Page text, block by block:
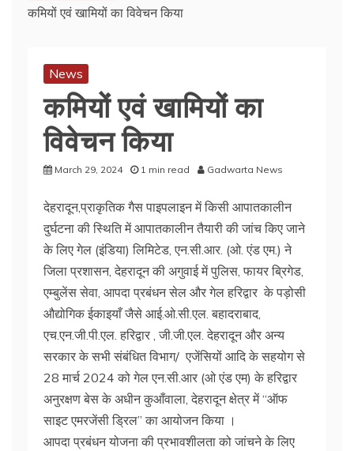
कमियों एवं खामियों का विवेचन किया
News
कमियों एवं खामियों का
विवेचन किया
March 29, 2024 1 min read Gadwarta News
देहरादून,प्राकृतिक गैस पाइपलाइन में किसी आपातकालीन
दुर्घटना की स्थिति में आपातकालीन तैयारी की जांच किए जाने
के लिए गेल (इंडिया) लिमिटेड, एन.सी.आर. (ओ. एंड एम.) ने
जिला प्रशासन, देहरादून की अगुवाई में पुलिस, फायर ब्रिगेड,
एम्बुलेंस सेवा, आपदा प्रबंधन सेल और गेल हरिद्वार के पड़ोसी
औद्योगिक ईकाइयाँ जैसे आई.ओ.सी.एल. बहादराबाद,
एच.एन.जी.पी.एल. हरिद्वार , जी.जी.एल. देहरादून और अन्य
सरकार के सभी संबंधित विभाग/ एजेंसियों आदि के सहयोग से
28 मार्च 2024 को गेल एन.सी.आर (ओ एंड एम) के हरिद्वार
अनुरक्षण बेस के अधीन कुआँवाला, देहरादून क्षेत्र में “ऑफ
साइट एमरजेंसी ड्रिल” का आयोजन किया ।
आपदा प्रबंधन योजना की प्रभावशीलता को जांचने के लिए